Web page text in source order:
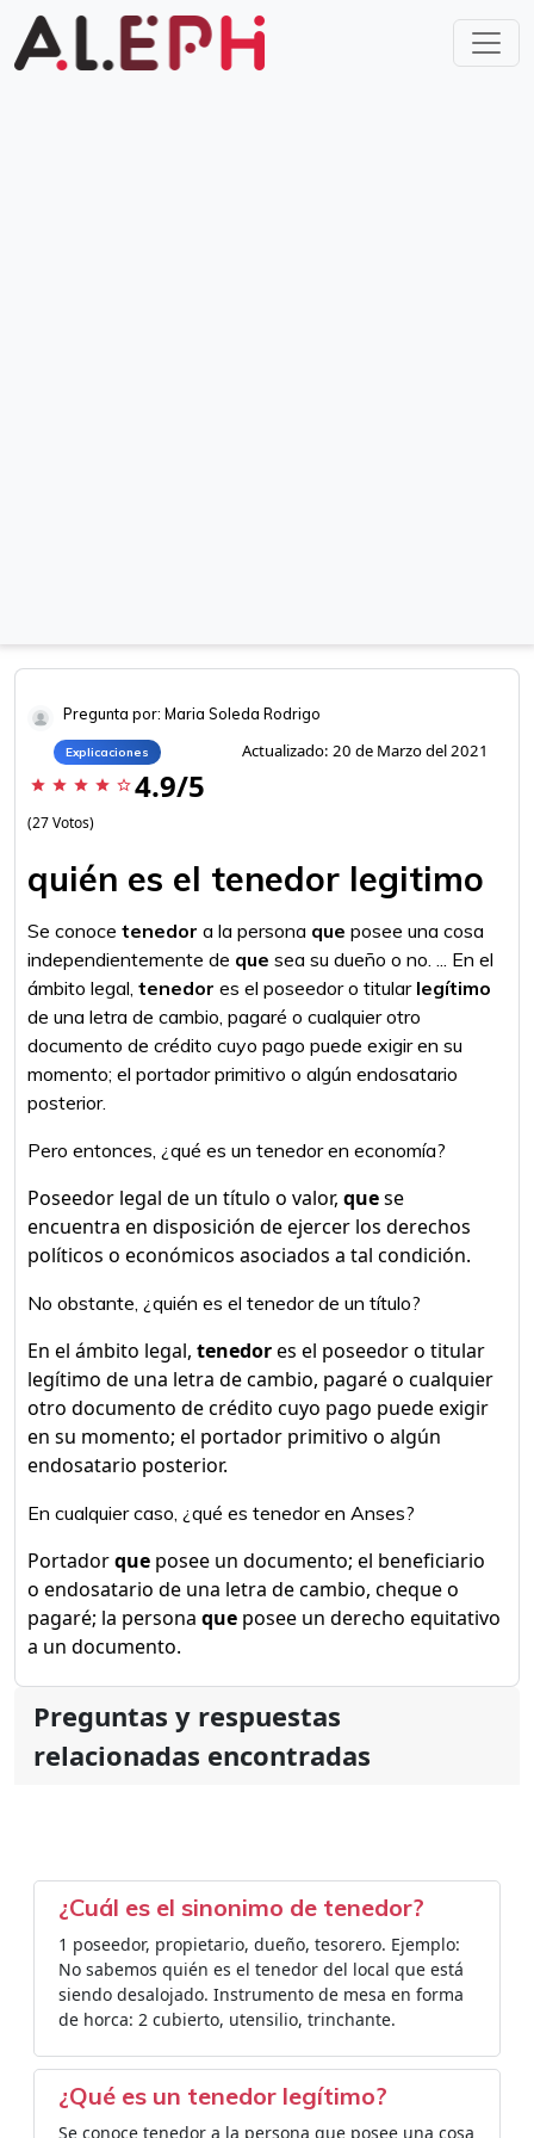
Pregunta por: Maria Soleda Rodrigo
Explicaciones Actualizado: 20 de Marzo del 2021
star star star star star_border 4.9/5
(27 Votos)
quién es el tenedor legitimo
Se conoce tenedor a la persona que posee una cosa
independientemente de que sea su dueño o no. ... En el
ámbito legal, tenedor es el poseedor o titular legítimo
de una letra de cambio, pagaré o cualquier otro
documento de crédito cuyo pago puede exigir en su
momento; el portador primitivo o algún endosatario
posterior.
Pero entonces, ¿qué es un tenedor en economía?
Poseedor legal de un título o valor, quese
encuentra en disposición de ejercer los derechos
políticos o económicos asociados a tal condición.
No obstante, ¿quién es el tenedor de un título?
En el ámbito legal, tenedores el poseedor o titular
legítimo de una letra de cambio, pagaré o cualquier
otro documento de crédito cuyo pago puede exigir
en su momento; el portador primitivo o algún
endosatario posterior.
En cualquier caso, ¿qué es tenedor en Anses?
Portadorque posee un documento; el beneficiario
o endosatario de una letra de cambio, cheque o
pagaré; la persona que posee un derecho equitativo
a un documento.
Preguntas y respuestas
relacionadas encontradas
¿Cuál es el sinonimo de tenedor?
1 poseedor, propietario, dueño, tesorero. Ejemplo:
No sabemos quién es el tenedor del local que está
siendo desalojado. Instrumento de mesa en forma
de horca: 2 cubierto, utensilio, trinchante.
¿Qué es un tenedor legítimo?
Se conoce tenedor a la persona que posee una cosa